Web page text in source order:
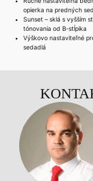
opierka na predných
Sunset – sklá s vyšším
tónovania od B‑stĺpika
Výškovo nastaviteľné
sedadlá